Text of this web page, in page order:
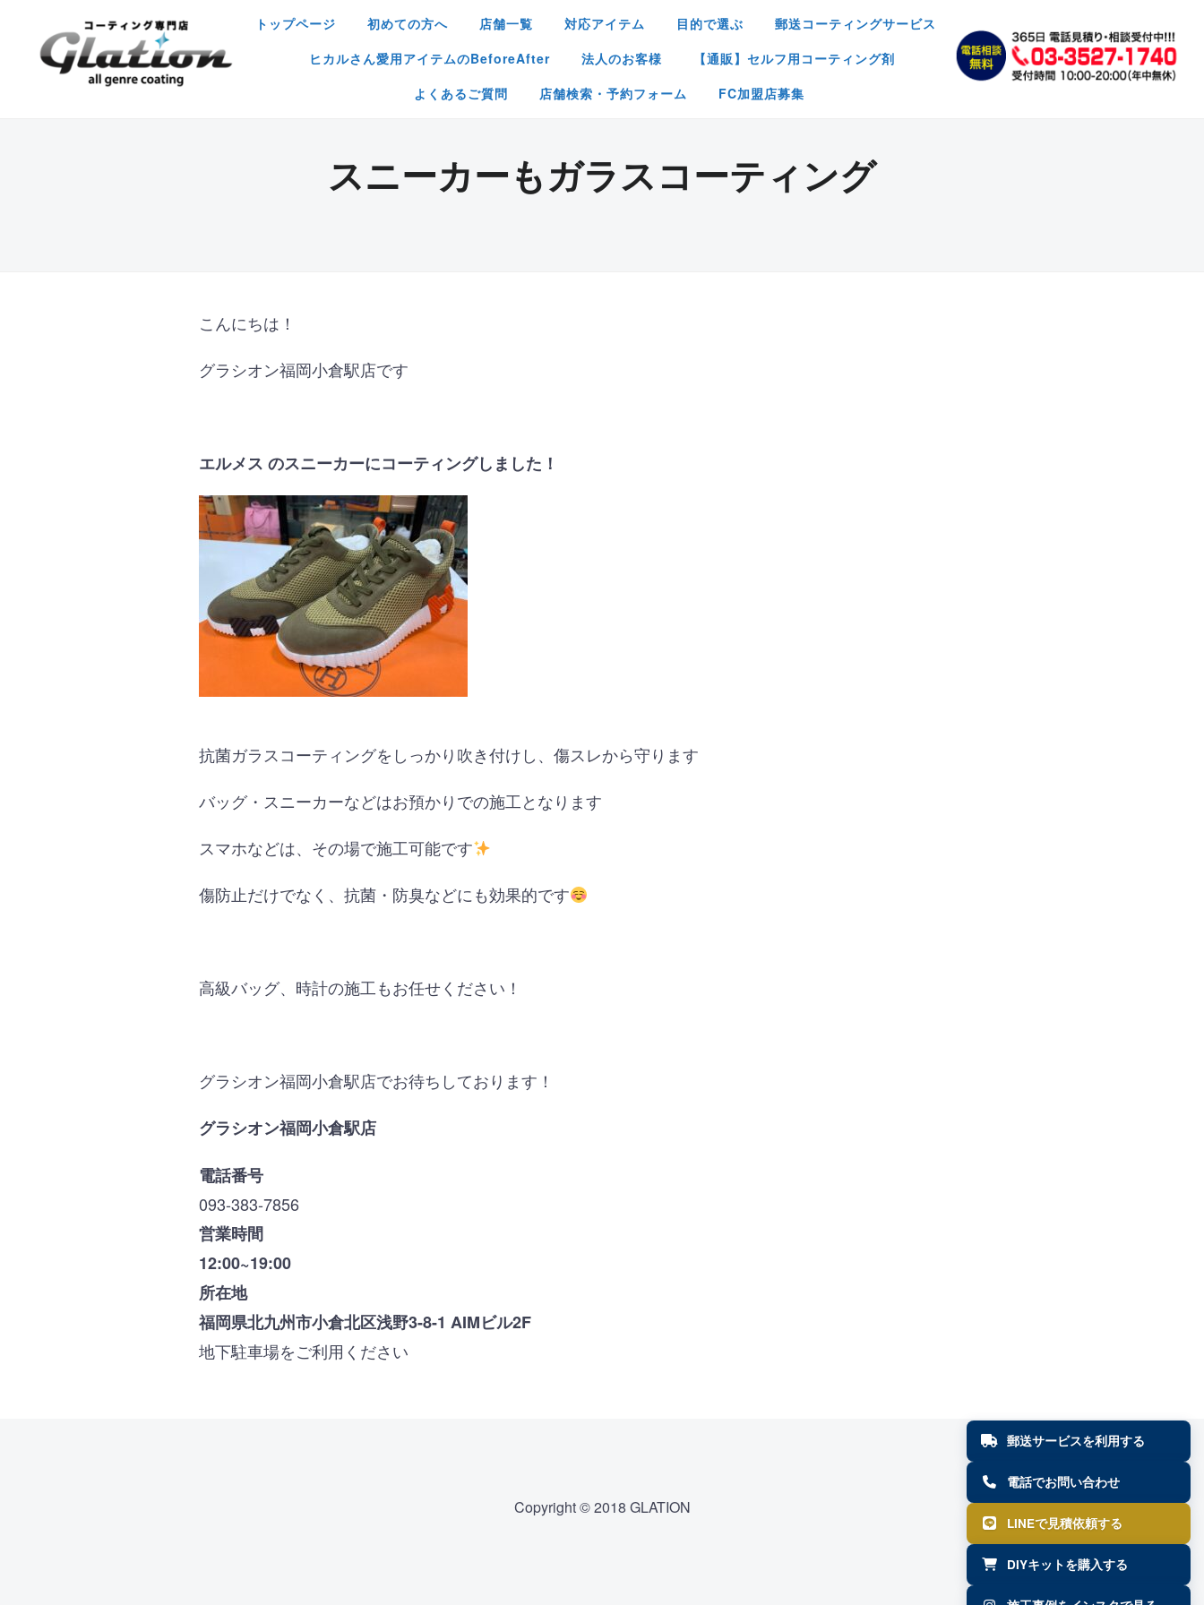
トップページ 初めての方へ 店舗一覧 対応アイテム 目的で選ぶ
郵送コーティングサービス
ヒカルさん愛用アイテムのBeforeAfter
法人のお客様
【通販】セルフ用コーティング剤
よくあるご質問
店舗検索・予約フォーム FC加盟店募集
スニーカーもガラスコーティング
こんにちは！
グラシオン福岡小倉駅店です
エルメス のスニーカーにコーティングしました！
抗菌ガラスコーティングをしっかり吹き付けし、傷スレから守ります
バッグ・スニーカーなどはお預かりでの施工となります
スマホなどは、その場で施工可能です
傷防止だけでなく、抗菌・防臭などにも効果的です
高級バッグ、時計の施工もお任せください！
グラシオン福岡小倉駅店でお待ちしております！
グラシオン福岡小倉駅店
電話番号
093-383-7856
営業時間
12:00~19:00
所在地
福岡県北九州市小倉北区浅野3-8-1 AIMビル2F
地下駐車場をご利用ください
Copyright © 2018 GLATION
郵送サービスを利用する
電話でお問い合わせ
LINEで見積依頼する
DIYキットを購入する